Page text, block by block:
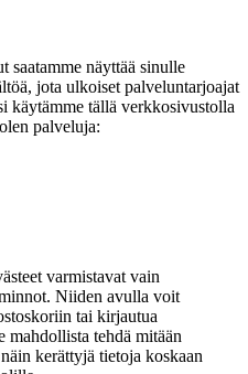
saatamme näyttää sinulle
jota ulkoiset palveluntarjoajat
käytämme tällä verkkosivustolla
palveluja:
varmistavat vain
Niiden avulla voit
tai kirjautua
mahdollista tehdä mitään
kerättyjä tietoja koskaan